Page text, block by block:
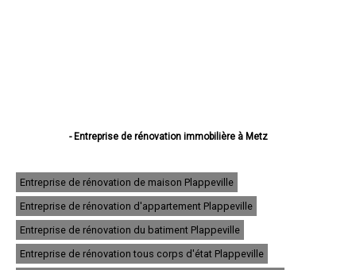
- Entreprise de rénovation immobilière à Metz
- Entreprise de rénovation immobilière à Sarreguemines
- Entreprise de rénovation immobilière à Forbach
- Entreprise de rénovation immobilière à Saint-Avold
- Entreprise de rénovation immobilière à Yutz
- Entreprise de rénovation immobilière à Hayange
- Entreprise de rénovation immobilière à Creutzwald
- Entreprise de rénovation immobilière à Freyming-Merlebach
Entreprise de rénovation de maison Plappeville
Entreprise de rénovation d'appartement Plappeville
Entreprise de rénovation du batiment Plappeville
Entreprise de rénovation tous corps d'état Plappeville